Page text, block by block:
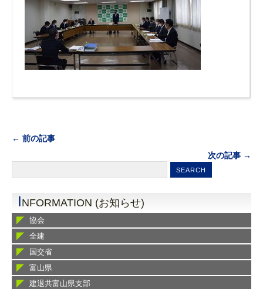
← 前の記事
次の記事 →
INFORMATION (お知らせ)
協会
全建
国交省
富山県
建退共富山県支部